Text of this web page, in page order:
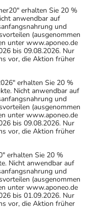
erhalten Sie 20 %
anwendbar auf
und
(ausgenommen
unter www.aponeo.de
bis 09.08.2026. Nur
vor, die Aktion früher
erhalten Sie 20 %
Nicht anwendbar auf
und
(ausgenommen
unter www.aponeo.de
bis 09.08.2026. Nur
vor, die Aktion früher
erhalten Sie 20 %
Nicht anwendbar auf
und
(ausgenommen
unter www.aponeo.de
bis 01.09.2026. Nur
vor, die Aktion früher